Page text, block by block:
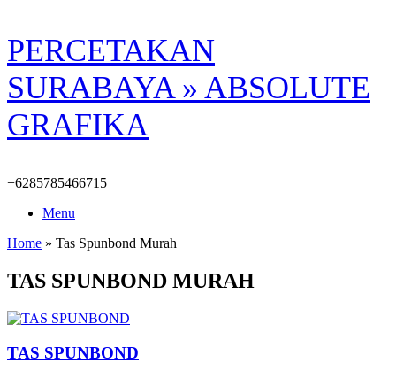
Skip
to
content
PERCETAKAN
SURABAYA » ABSOLUTE
GRAFIKA
+6285785466715
Menu
Home » Tas Spunbond Murah
TAS SPUNBOND MURAH
TAS SPUNBOND